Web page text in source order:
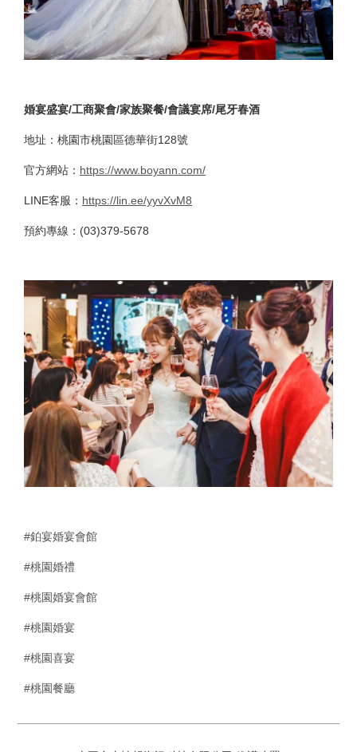
婚宴盛宴/工商聚會/家族聚餐/會議宴席/尾牙春酒
地址：桃園市桃園區德華街128號
官方網站： https://www.boyann.com/
LINE客服： https://lin.ee/yyvXvM8
預約專線：(03)379-5678
#鉑宴婚宴會館
#桃園婚禮
#桃園婚宴會館
#桃園婚宴
#桃園喜宴
#桃園餐廳